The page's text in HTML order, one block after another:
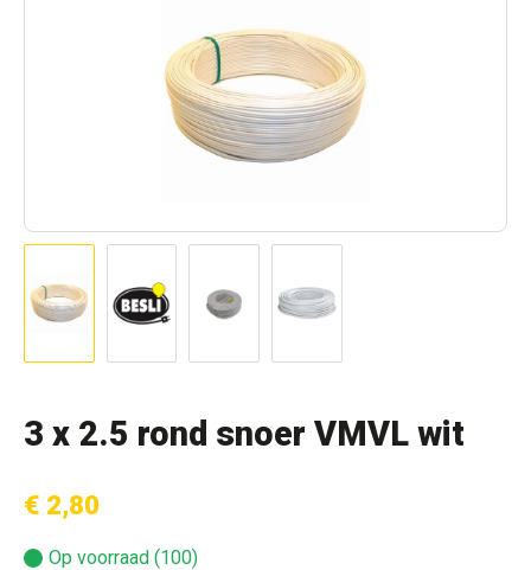
3 x 2.5 rond snoer VMVL wit
€ 2,80
Op voorraad (100)